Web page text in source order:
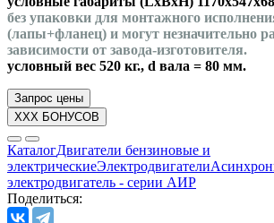
без упаковки для монтажного
(лапы+фланец) и могут незначительно
зависимости от завода-изготовителя.
условный вес 520 кг., d вала = 80 мм.
Запрос цены
XXX БОНУСОВ
КаталогДвигатели бензиновые и
электрическиеЭлектродвигатели
электродвигатель - серии АИР
Поделиться: